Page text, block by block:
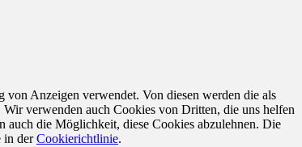
Anzeigen verwendet. Von diesen werden die als
verwenden auch Cookies von Dritten, die uns helfen
auch die Möglichkeit, diese Cookies abzulehnen. Die
in derCookierichtlinie.